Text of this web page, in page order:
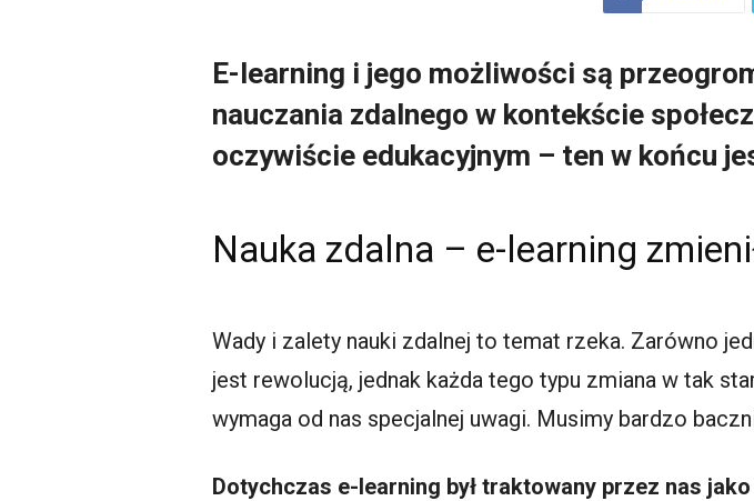
E-learning i jego możliwości są
nauczania zdalnego w kontekście
oczywiście edukacyjnym – ten w końcu
Nauka zdalna – e-learning
Wady i zalety nauki zdalnej to temat rzeka. Zarówno
jest rewolucją, jednak każda tego typu zmiana w tak
wymaga od nas specjalnej uwagi. Musimy bardzo
Dotychczas e-learning był traktowany przez nas